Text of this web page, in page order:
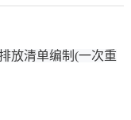
放清单编制(一次重